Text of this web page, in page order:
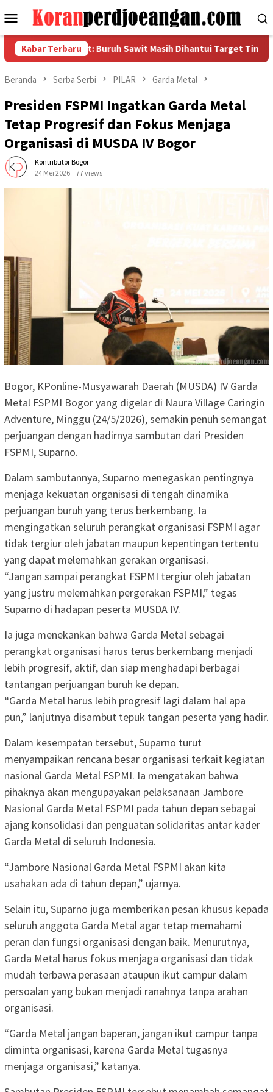
ke
Menu
Mobile
Kabar Terbaru
FSPMI Sumut: Buruh Sawit Masih Dihantui Target Tinggi dan
Beranda Serba Serbi PILAR Garda Metal
Presiden FSPMI Ingatkan Garda Metal
Tetap Progresif dan Fokus Menjaga
Organisasi di MUSDA IV Bogor
Kontributor Bogor
24 Mei 2026
77 views
Bogor, KPonline-Musyawarah Daerah (MUSDA) IV Garda
Metal FSPMI Bogor yang digelar di Naura Village Caringin
Adventure, Minggu (24/5/2026), semakin penuh semangat
perjuangan dengan hadirnya sambutan dari Presiden
FSPMI, Suparno.
Dalam sambutannya, Suparno menegaskan pentingnya
menjaga kekuatan organisasi di tengah dinamika
perjuangan buruh yang terus berkembang. Ia
mengingatkan seluruh perangkat organisasi FSPMI agar
tidak tergiur oleh jabatan maupun kepentingan tertentu
yang dapat melemahkan gerakan organisasi.
“Jangan sampai perangkat FSPMI tergiur oleh jabatan
yang justru melemahkan pergerakan FSPMI,” tegas
Suparno di hadapan peserta MUSDA IV.
Ia juga menekankan bahwa Garda Metal sebagai
perangkat organisasi harus terus berkembang menjadi
lebih progresif, aktif, dan siap menghadapi berbagai
tantangan perjuangan buruh ke depan.
“Garda Metal harus lebih progresif lagi dalam hal apa
pun,” lanjutnya disambut tepuk tangan peserta yang hadir.
Dalam kesempatan tersebut, Suparno turut
menyampaikan rencana besar organisasi terkait kegiatan
nasional Garda Metal FSPMI. Ia mengatakan bahwa
pihaknya akan mengupayakan pelaksanaan Jambore
Nasional Garda Metal FSPMI pada tahun depan sebagai
ajang konsolidasi dan penguatan solidaritas antar kader
Garda Metal di seluruh Indonesia.
“Jambore Nasional Garda Metal FSPMI akan kita
usahakan ada di tahun depan,” ujarnya.
Selain itu, Suparno juga memberikan pesan khusus kepada
seluruh anggota Garda Metal agar tetap memahami
peran dan fungsi organisasi dengan baik. Menurutnya,
Garda Metal harus fokus menjaga organisasi dan tidak
mudah terbawa perasaan ataupun ikut campur dalam
persoalan yang bukan menjadi ranahnya tanpa arahan
organisasi.
“Garda Metal jangan baperan, jangan ikut campur tanpa
diminta organisasi, karena Garda Metal tugasnya
menjaga organisasi,” katanya.